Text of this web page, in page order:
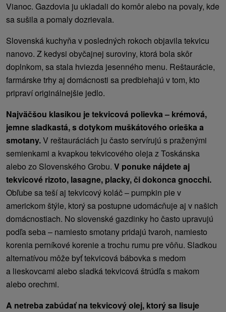
Vianoc. Gazdovia ju ukladali do komôr alebo na povaly, kde
sa sušila a pomaly dozrievala.
Slovenská kuchyňa v posledných rokoch objavila tekvicu
nanovo. Z kedysi obyčajnej suroviny, ktorá bola skôr
doplnkom, sa stala hviezda jesenného menu. Reštaurácie,
farmárske trhy aj domácnosti sa predbiehajú v tom, kto
pripraví originálnejšie jedlo.
Najväčšou klasikou je tekvicová polievka – krémová,
jemne sladkastá, s dotykom muškátového orieška a
smotany.V reštauráciách ju často servírujú s praženými
semienkami a kvapkou tekvicového oleja z Toskánska
alebo zo Slovenského Grobu. V ponuke nájdete aj
tekvicové rizoto, lasagne, placky, či dokonca gnocchi.
Obľube sa teší aj tekvicový koláč – pumpkin pie v
americkom štýle, ktorý sa postupne udomácňuje aj v našich
domácnostiach. No slovenské gazdinky ho často upravujú
podľa seba – namiesto smotany pridajú tvaroh, namiesto
korenia perníkové korenie a trochu rumu pre vôňu. Sladkou
alternatívou môže byť tekvicová bábovka s medom
a lieskovcami alebo sladká tekvicová štrúdľa s makom
alebo orechmi.
A netreba zabúdať na tekvicový olej, ktorý sa lisuje